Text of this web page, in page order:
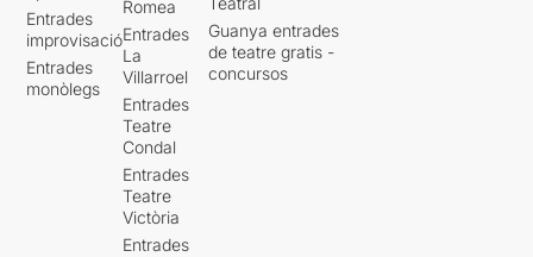
Entrades
improvisació
Entrades
monòlegs
Romea
Entrades
La
Villarroel
Entrades
Teatre
Condal
Entrades
Teatre
Victòria
Entrades
Guanya entrades
de teatre gratis -
concursos